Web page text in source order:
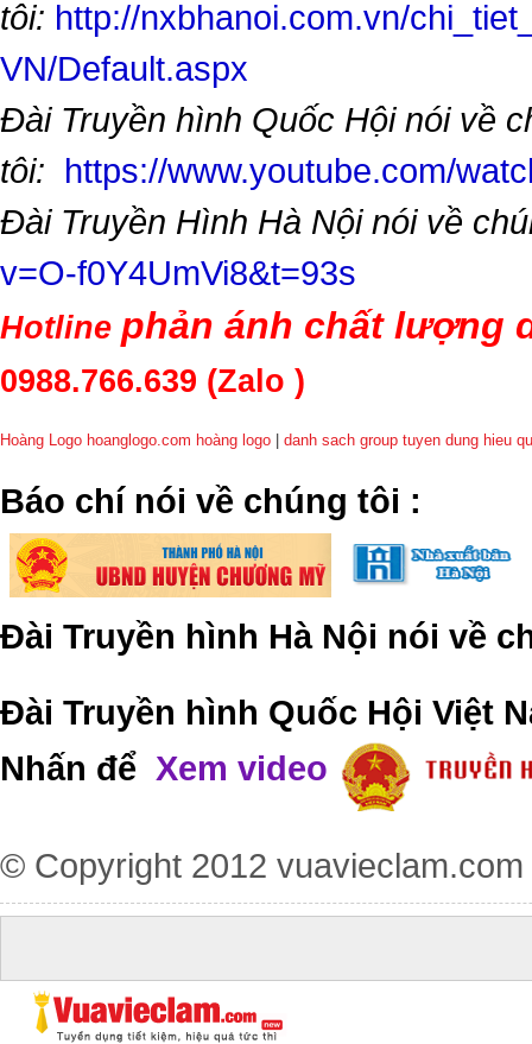
tôi: http://nxbhanoi.com.vn/
VN/Default.aspx
Đài Truyền hình Quốc Hội nói về
tôi: https://www.youtube.com/
Đài Truyền Hình Hà Nội nói về
v=O-f0Y4UmVi8&t=93s
Hotline phản ánh chất lượng
0988.766.639 (Zalo )
Hoàng Logo hoanglogo.com hoàng logo danh sach group tuyen dung hieu
​Báo chí nói về chúng tôi :
Đài Truyền hình Hà Nội nói về
Đài Truyền hình Quốc Hội Việt
Nhấn để Xem video
© Copyright 2012 vuavieclam.com